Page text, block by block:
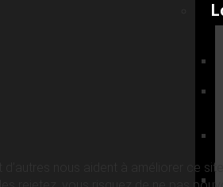
nous aident à améliorer ce